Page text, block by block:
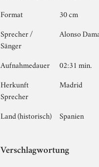
Format
30 cm
Sprecher /
Sänger
Alonso
Aufnahmedauer
02:31 min.
Herkunft
Sprecher
Madrid
Land (historisch) Spanien
Verschlagwortung